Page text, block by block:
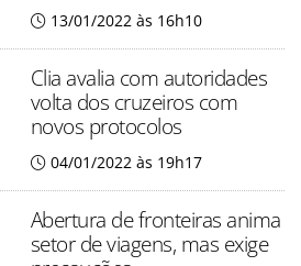
13/01/2022 às 16h10
Clia avalia com autoridades
volta dos cruzeiros com
novos protocolos
04/01/2022 às 19h17
Abertura de fronteiras anima
setor de viagens, mas exige